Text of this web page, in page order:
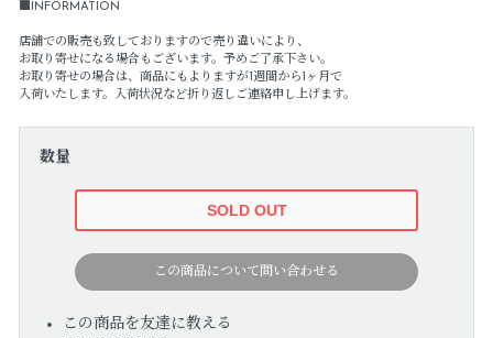
■INFORMATION
店舗での販売も致しておりますので売り違いにより、
お取り寄せになる場合もございます。予めご了承下さい。
お取り寄せの場合は、商品にもよりますが1週間から1ヶ月で
入荷いたします。入荷状況など折り返しご連絡申し上げます。
数量
この商品について問い合わせる
この商品を友達に教える